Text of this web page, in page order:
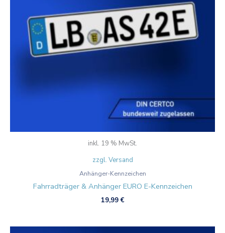
inkl. 19 % MwSt.
zzgl. Versand
Anhänger-Kennzeichen
Fahrradträger & Anhänger EURO E-Kennzeichen
19,99€